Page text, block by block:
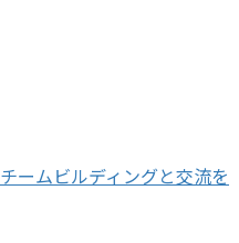
ームビルディングと交流を